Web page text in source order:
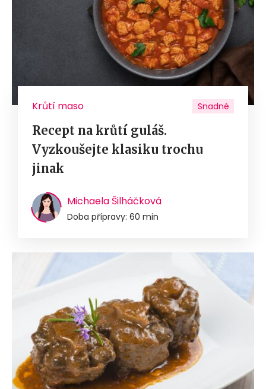
Krůtí maso Snadné
Recept na krůtí guláš.
Vyzkoušejte klasiku trochu
jinak
Michaela Šilháčková
Doba přípravy: 60 min